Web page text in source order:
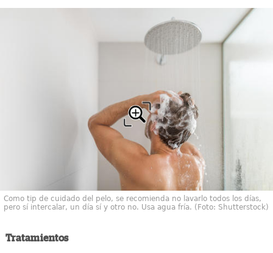
Como tip de cuidado del pelo, se recomienda no lavarlo todos los días,
pero sí intercalar, un día sí y otro no. Usa agua fría. (Foto: Shutterstock)
Tratamientos